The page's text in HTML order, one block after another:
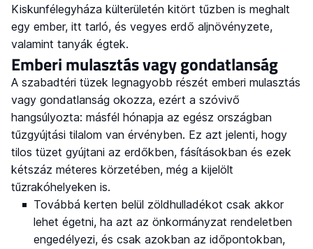
Kiskunfélegyháza külterületén kitört tűzben is meghalt
egy ember, itt tarló, és vegyes erdő aljnövényzete,
valamint tanyák égtek.
Emberi mulasztás vagy gondatlanság
A szabadtéri tüzek legnagyobb részét emberi mulasztás
vagy gondatlanság okozza, ezért a szóvivő
hangsúlyozta: másfél hónapja az egész országban
tűzgyújtási tilalom van érvényben. Ez azt jelenti, hogy
tilos tüzet gyújtani az erdőkben, fásításokban és ezek
kétszáz méteres körzetében, még a kijelölt
tűzrakóhelyeken is.
Továbbá kerten belül zöldhulladékot csak akkor
lehet égetni, ha azt az önkormányzat rendeletben
engedélyezi, és csak azokban az időpontokban,